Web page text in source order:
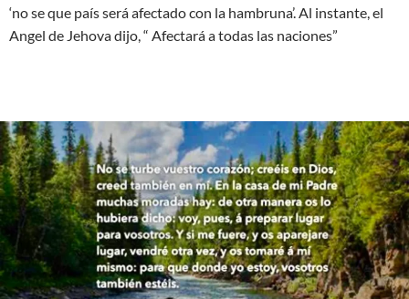
‘no se que país será afectado con la hambruna’. Al instante, el
Angel de Jehova dijo, “ Afectará a todas las naciones”